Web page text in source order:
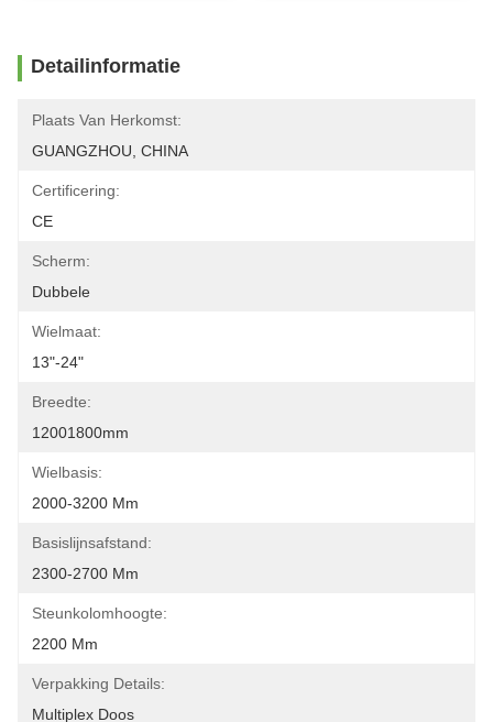
Detailinformatie
Plaats Van Herkomst:
GUANGZHOU, CHINA
Certificering:
CE
Scherm:
Dubbele
Wielmaat:
13"-24"
Breedte:
12001800mm
Wielbasis:
2000-3200 Mm
Basislijnsafstand:
2300-2700 Mm
Steunkolomhoogte:
2200 Mm
Verpakking Details:
Multiplex Doos